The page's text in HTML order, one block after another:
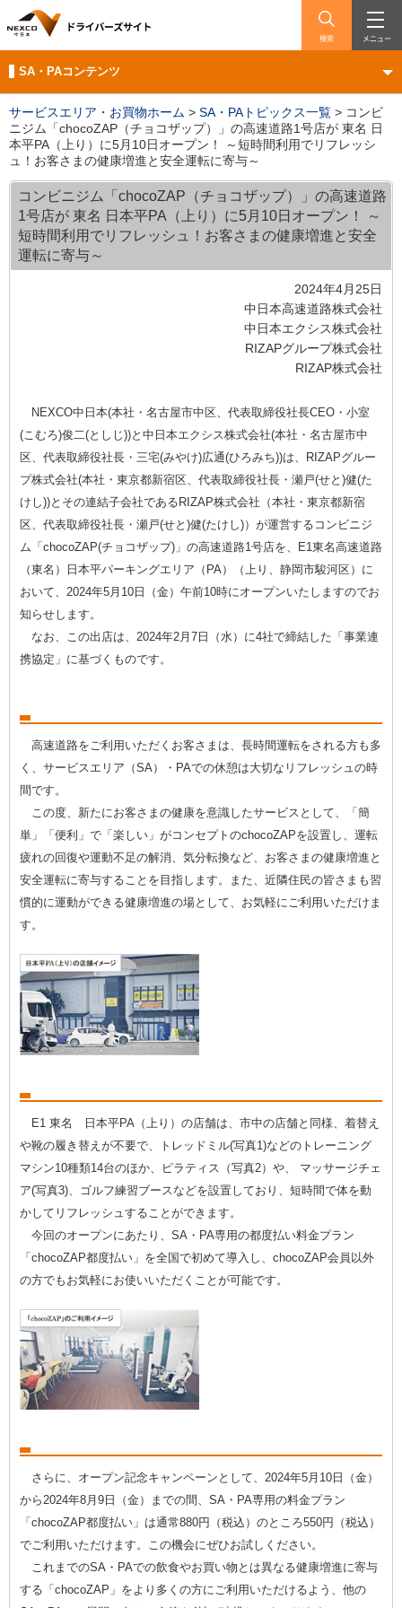
検索 メニュー
SA・PAコンテンツ
サービスエリア・お買物ホーム > SA・PAトピックス一覧 > コンビ
ニジム「chocoZAP（チョコザップ）」の高速道路1号店が 東名 日
本平PA（上り）に5月10日オープン！ ～短時間利用でリフレッシ
ュ！お客さまの健康増進と安全運転に寄与～
コンビニジム「chocoZAP（チョコザップ）」の高速道路
1号店が 東名 日本平PA（上り）に5月10日オープン！ ～
短時間利用でリフレッシュ！お客さまの健康増進と安全
運転に寄与～
2024年4月25日
中日本高速道路株式会社
中日本エクシス株式会社
RIZAPグループ株式会社
RIZAP株式会社
NEXCO中日本(本社・名古屋市中区、代表取締役社長CEO・小室
(こむろ)俊二(としじ))と中日本エクシス株式会社(本社・名古屋市中
区、代表取締役社長・三宅(みやけ)広通(ひろみち))は、RIZAPグルー
プ株式会社(本社・東京都新宿区、代表取締役社長・瀬戸(せと)健(た
けし))とその連結子会社であるRIZAP株式会社（本社・東京都新宿
区、代表取締役社長・瀬戸(せと)健(たけし)）が運営するコンビニジ
ム「chocoZAP(チョコザップ)」の高速道路1号店を、E1東名高速道路
（東名）日本平パーキングエリア（PA）（上り、静岡市駿河区）に
おいて、2024年5月10日（金）午前10時にオープンいたしますのでお
知らせします。
なお、この出店は、2024年2月7日（水）に4社で締結した「事業連
携協定」に基づくものです。
高速道路をご利用いただくお客さまは、長時間運転をされる方も多
く、サービスエリア（SA）・PAでの休憩は大切なリフレッシュの時
間です。
この度、新たにお客さまの健康を意識したサービスとして、「簡
単」「便利」で「楽しい」がコンセプトのchocoZAPを設置し、運転
疲れの回復や運動不足の解消、気分転換など、お客さまの健康増進と
安全運転に寄与することを目指します。また、近隣住民の皆さまも習
慣的に運動ができる健康増進の場として、お気軽にご利用いただけま
す。
E1 東名 日本平PA（上り）の店舗は、市中の店舗と同様、着替え
や靴の履き替えが不要で、トレッドミル(写真1)などのトレーニング
マシン10種類14台のほか、ピラティス（写真2）や、 マッサージチェ
ア(写真3)、ゴルフ練習ブースなどを設置しており、短時間で体を動
かしてリフレッシュすることができます。
今回のオープンにあたり、SA・PA専用の都度払い料金プラン
「chocoZAP都度払い」を全国で初めて導入し、chocoZAP会員以外
の方でもお気軽にお使いいただくことが可能です。
さらに、オープン記念キャンペーンとして、2024年5月10日（金）
から2024年8月9日（金）までの間、SA・PA専用の料金プラン
「chocoZAP都度払い」は通常880円（税込）のところ550円（税込）
でご利用いただけます。この機会にぜひお試しください。
これまでのSA・PAでの飲食やお買い物とは異なる健康増進に寄与
する「chocoZAP」をより多くの方にご利用いただけるよう、他の